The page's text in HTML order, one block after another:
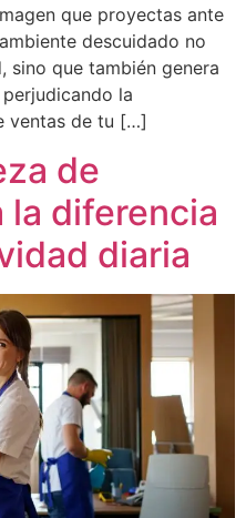
que proyectas ante
descuidado no
sino que también genera
la
ventas de tu […]
de
la diferencia
diaria